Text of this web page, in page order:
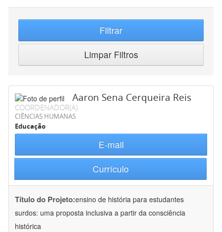
Filtrar
Limpar Filtros
Aaron Sena Cerqueira Reis
COORDENADOR(A)
CIÊNCIAS HUMANAS
Educação
E-mail
Currículo
Título do Projeto:ensino de história para estudantes
surdos: uma proposta inclusiva a partir da consciência
histórica